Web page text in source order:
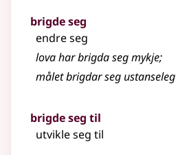
brigde seg
endre seg
lova har brigda seg mykje;
målet brigdar seg ustanseleg
brigde seg til
utvikle seg til